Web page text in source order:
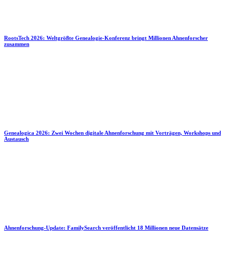
RootsTech 2026: Weltgrößte Genealogie-Konferenz bringt Millionen Ahnenforscher
zusammen
Genealogica 2026: Zwei Wochen digitale Ahnenforschung mit Vorträgen, Workshops und
Austausch
Ahnenforschung-Update: FamilySearch veröffentlicht 18 Millionen neue Datensätze